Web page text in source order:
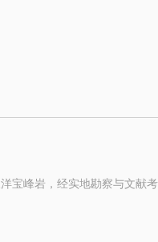
宝峰岩，经实地勘察与文献